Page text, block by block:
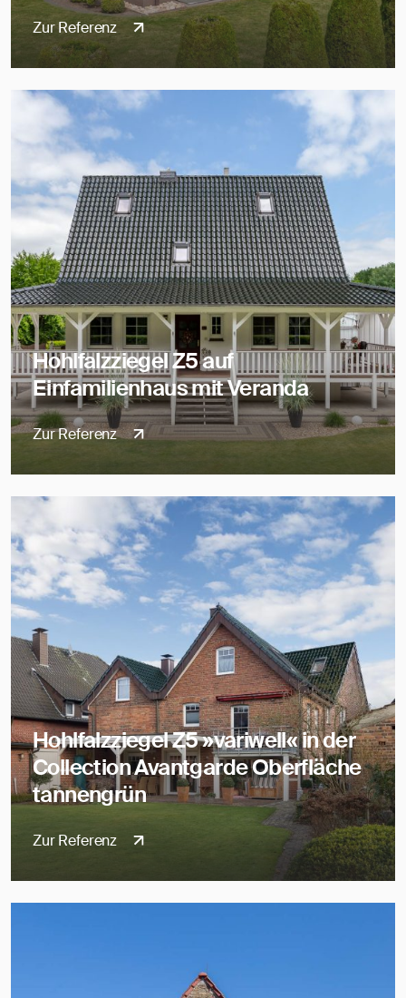
Zur Referenz
Hohlfalzziegel Z5 auf
Einfamilienhaus mit Veranda
Zur Referenz
Hohlfalzziegel Z5 »variwell« in der
Collection Avantgarde Oberfläche
tannengrün
Zur Referenz